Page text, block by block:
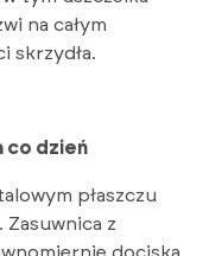
na całym
skrzydła.
co dzień
płaszczu
Zasuwnica z
dociska